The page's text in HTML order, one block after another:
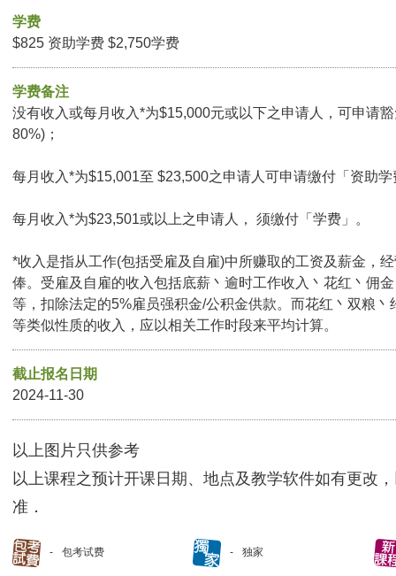
学费
$825 资助学费 $2,750学费
学费备注
没有收入或每月收入*为$15,000元或以下之申请人，可申请
80%)；
每月收入*为$15,001至 $23,500之申请人可申请缴付「资助
每月收入*为$23,501或以上之申请人， 须缴付「学费」。
*收入是指从工作(包括受雇及自雇)中所赚取的工资及薪金，
俸。受雇及自雇的收入包括底薪丶逾时工作收入丶花红丶佣
等，扣除法定的5%雇员强积金/公积金供款。而花红丶双粮丶
等类似性质的收入，应以相关工作时段来平均计算。
截止报名日期
2024-11-30
以上图片只供参考
以上课程之预计开课日期、地点及教学软件如有更改
准．
包考试费 独家